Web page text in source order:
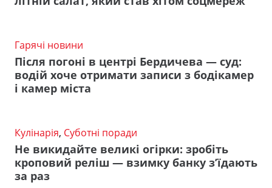
Гарячі новини
Після погоні в центрі Бердичева — суд:
водій хоче отримати записи з бодікамер
і камер міста
Кулінарія, Суботні поради
Не викидайте великі огірки: зробіть
кроповий реліш — взимку банку з’їдають
за раз